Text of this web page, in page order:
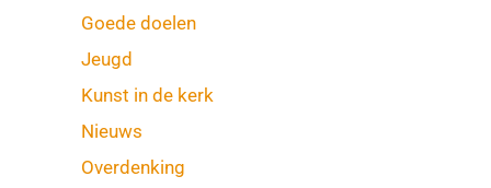
Goede doelen
Jeugd
Kunst in de kerk
Nieuws
Overdenking